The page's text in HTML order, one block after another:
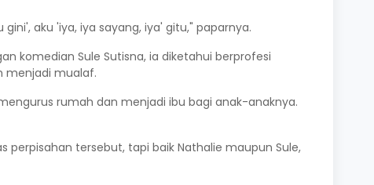
aku 'iya, iya sayang, iya' gitu," paparnya.
komedian Sule Sutisna, ia diketahui berprofesi
menjadi mualaf.
rumah dan menjadi ibu bagi anak-anaknya.
perpisahan tersebut, tapi baik Nathalie maupun Sule,